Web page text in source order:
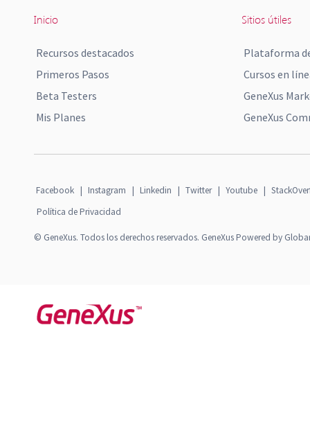
Inicio
Recursos destacados
Primeros Pasos
Beta Testers
Mis Planes
Sitios útiles
Plataforma
Cursos en
GeneXus
GeneXus
Facebook | Instagram | Linkedin | Twitter | Youtube |
Política de Privacidad
© GeneXus. Todos los derechos reservados. GeneXus Powered by